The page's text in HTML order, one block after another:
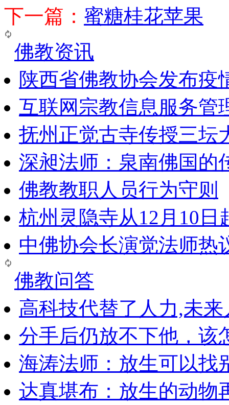
下一篇： 蜜糖桂花苹果
佛教资讯
陕西省佛教协会发布疫
互联网宗教信息服务管
抚州正觉古寺传授三坛
深昶法师：泉南佛国的
佛教教职人员行为守则
杭州灵隐寺从12月10日
中佛协会长演觉法师热
佛教问答
高科技代替了人力,未
分手后仍放不下他，该
海涛法师：放生可以找
达真堪布：放生的动物